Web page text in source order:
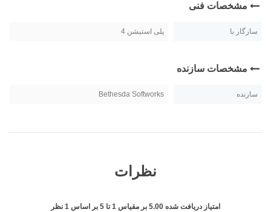
مشخصات فنی
سازگار با پلی استیشن 4
مشخصات سازنده
سازنده Bethesda Softworks
نظرات
امتیاز دریافت شده 5.00 بر مقیاس 1تا 5 بر اساس 1 نظر